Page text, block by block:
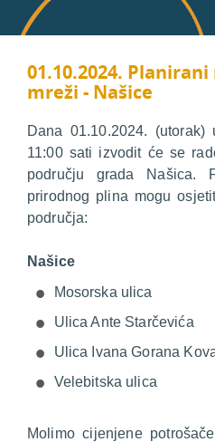
01.10.2024.
mreži - Našice
Dana 01.10.2024.
11:00 sati izvodit će se
području grada Našica.
prirodnog plina mogu
područja:
Našice
Mosorska ulica
Ulica Ante Starčevića
Ulica Ivana Gorana
Velebitska ulica
Molimo cijenjene